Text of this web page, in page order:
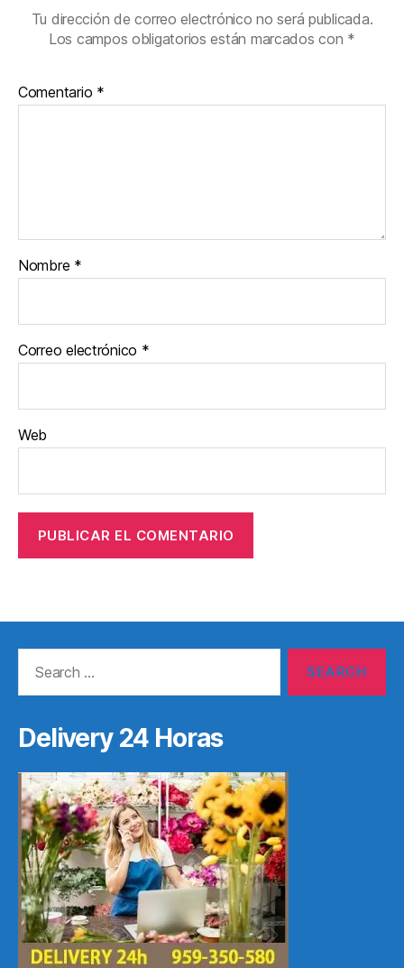
Tu dirección de correo electrónico no será publicada.
Los campos obligatorios están marcados con *
Comentario *
Nombre *
Correo electrónico *
Web
Delivery 24 Horas